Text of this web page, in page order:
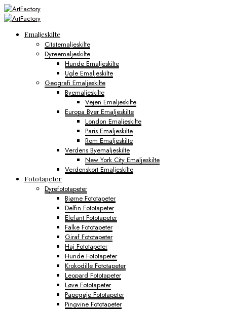
Emaljeskilte
Citatemaljeskilte
Dyreemaljeskilte
Hunde Emaljeskilte
Ugle Emaljeskilte
Geografi Emaljeskilte
Byemaljeskilte
Vejen Emaljeskilte
Europa Byer Emaljeskilte
London Emaljeskilte
Paris Emaljeskilte
Rom Emaljeskilte
Verdens Byemaljeskilte
New York City Emaljeskilte
Verdenskort Emaljeskilte
Fototapeter
Dyrefototapeter
Bjørne Fototapeter
Delfin Fototapeter
Elefant Fototapeter
Falke Fototapeter
Giraf Fototapeter
Haj Fototapeter
Hunde Fototapeter
Krokodille Fototapeter
Leopard Fototapeter
Løve Fototapeter
Papegøje Fototapeter
Pingvine Fototapeter